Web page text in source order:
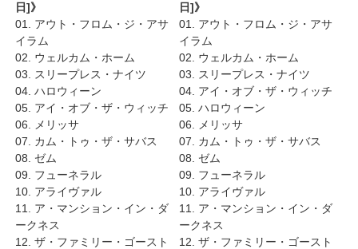
日]》
01. アウト・フロム・ジ・アサ
イラム
02. ウェルカム・ホーム
03. スリープレス・ナイツ
04. ハロウィーン
05. アイ・オブ・ザ・ウィッチ
06. メリッサ
07. カム・トゥ・ザ・サバス
08. ゼム
09. フューネラル
10. アライヴァル
11. ア・マンション・イン・ダ
ークネス
12. ザ・ファミリー・ゴースト
日]》
01. アウト・フロム・ジ・アサ
イラム
02. ウェルカム・ホーム
03. スリープレス・ナイツ
04. アイ・オブ・ザ・ウィッチ
05. ハロウィーン
06. メリッサ
07. カム・トゥ・ザ・サバス
08. ゼム
09. フューネラル
10. アライヴァル
11. ア・マンション・イン・ダ
ークネス
12. ザ・ファミリー・ゴースト